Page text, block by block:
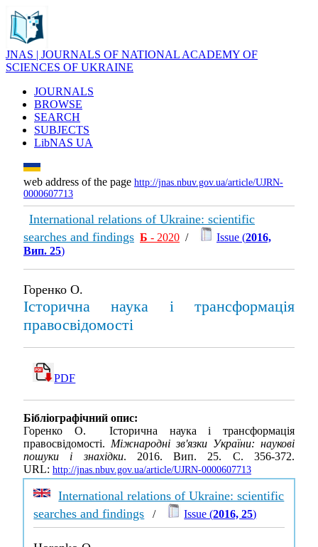
JNAS | JOURNALS OF NATIONAL ACADEMY OF
SCIENCES OF UKRAINE
JOURNALS
BROWSE
SEARCH
SUBJECTS
LibNAS UA
web address of the page http://jnas.nbuv.gov.ua/article/UJRN-
0000607713
International relations of Ukraine: scientific
searches and findings Б - 2020 / Issue (2016,
Вип. 25)
Горенко О.
Історична наука і трансформація
правосвідомості
PDF
Бібліографічний опис:
Горенко О. Історична наука і трансформація
правосвідомості. Міжнародні зв'язки України: наукові
пошуки і знахідки. 2016. Вип. 25. С. 356-372.
URL: http://jnas.nbuv.gov.ua/article/UJRN-0000607713
International relations of Ukraine: scientific
searches and findings / Issue (2016, 25)